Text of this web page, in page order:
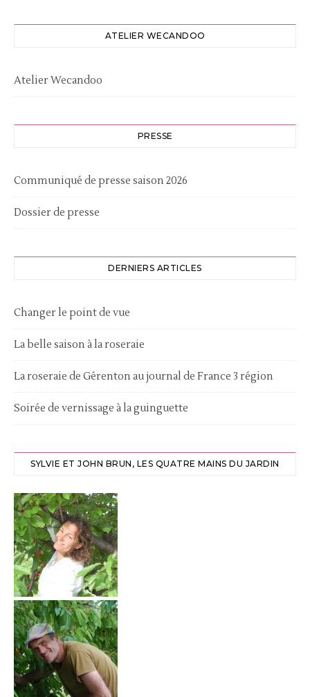
ATELIER WECANDOO
Atelier Wecandoo
PRESSE
Communiqué de presse saison 2026
Dossier de presse
DERNIERS ARTICLES
Changer le point de vue
La belle saison à la roseraie
La roseraie de Gérenton au journal de France 3 région
Soirée de vernissage à la guinguette
SYLVIE ET JOHN BRUN, LES QUATRE MAINS DU JARDIN